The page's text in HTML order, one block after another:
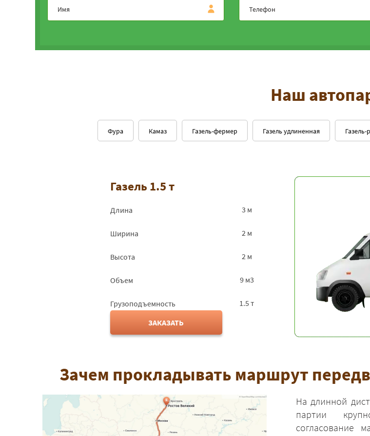
Наш
Газель удлиненная
Газель-фермер
Камаз
Фура
Газель 1.5 т
Длина 3 м
Ширина 2 м
Высота 2 м
Объем 9 м3
Грузоподъемность
1.5 т
ЗАКАЗАТЬ
Зачем прокладывать маршрут
На длинной
партии
согласование